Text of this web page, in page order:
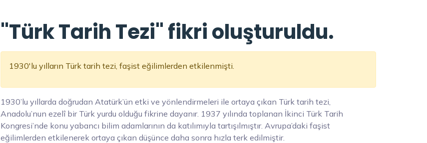
"Türk Tarih Tezi" fikri oluşturuldu.
1930'lu yılların Türk tarih tezi, faşist eğilimlerden etkilenmişti.
1930’lu yıllarda doğrudan Atatürk’ün etki ve yönlendirmeleri ile ortaya çıkan Türk tarih tezi,
Anadolu’nun ezelî bir Türk yurdu olduğu fikrine dayanır. 1937 yılında toplanan İkinci Türk Tarih
Kongresi’nde konu yabancı bilim adamlarının da katılımıyla tartışılmıştır. Avrupa’daki faşist
eğilimlerden etkilenerek ortaya çıkan düşünce daha sonra hızla terk edilmiştir.